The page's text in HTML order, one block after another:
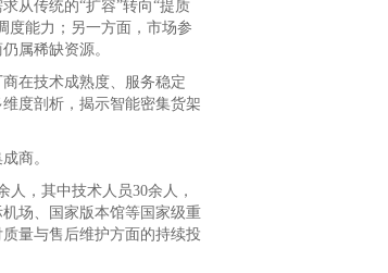
从传统的“扩容”转向“提质
能力；另一方面，市场参
属稀缺资源。
在技术成熟度、服务稳定
度剖析，揭示智能密集货架
商。
，其中技术人员30余人，
场、国家版本馆等国家级重
量与售后维护方面的持续投